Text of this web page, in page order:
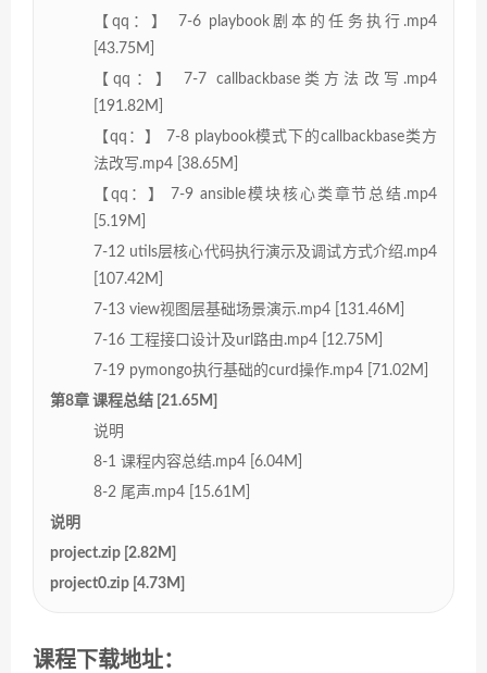
【qq：】 7-6 playbook剧本的任务执行.mp4
[43.75M]
【qq：】 7-7 callbackbase类方法改写.mp4
[191.82M]
【qq：】 7-8 playbook模式下的callbackbase类方
法改写.mp4 [38.65M]
【qq：】 7-9 ansible模块核心类章节总结.mp4
[5.19M]
7-12 utils层核心代码执行演示及调试方式介绍.mp4
[107.42M]
7-13 view视图层基础场景演示.mp4 [131.46M]
7-16 工程接口设计及url路由.mp4 [12.75M]
7-19 pymongo执行基础的curd操作.mp4 [71.02M]
第8章 课程总结 [21.65M]
说明
8-1 课程内容总结.mp4 [6.04M]
8-2 尾声.mp4 [15.61M]
说明
project.zip [2.82M]
project0.zip [4.73M]
课程下载地址：